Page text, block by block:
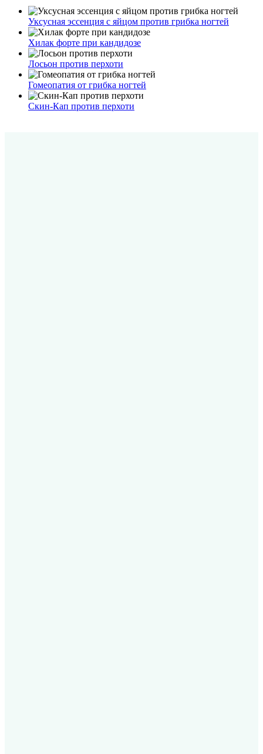
Уксусная эссенция с яйцом против грибка ногтей
Хилак форте при кандидозе
Лосьон против перхоти
Гомеопатия от грибка ногтей
Скин-Кап против перхоти